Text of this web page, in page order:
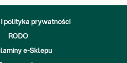
i polityka prywatności
RODO
e-Sklepu